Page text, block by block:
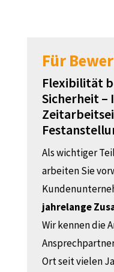
Für
Flexibilität
Sicherheit –
Als wichtiger
arbeiten Sie
jahrelange
Wir kennen die
Ort seit vielen